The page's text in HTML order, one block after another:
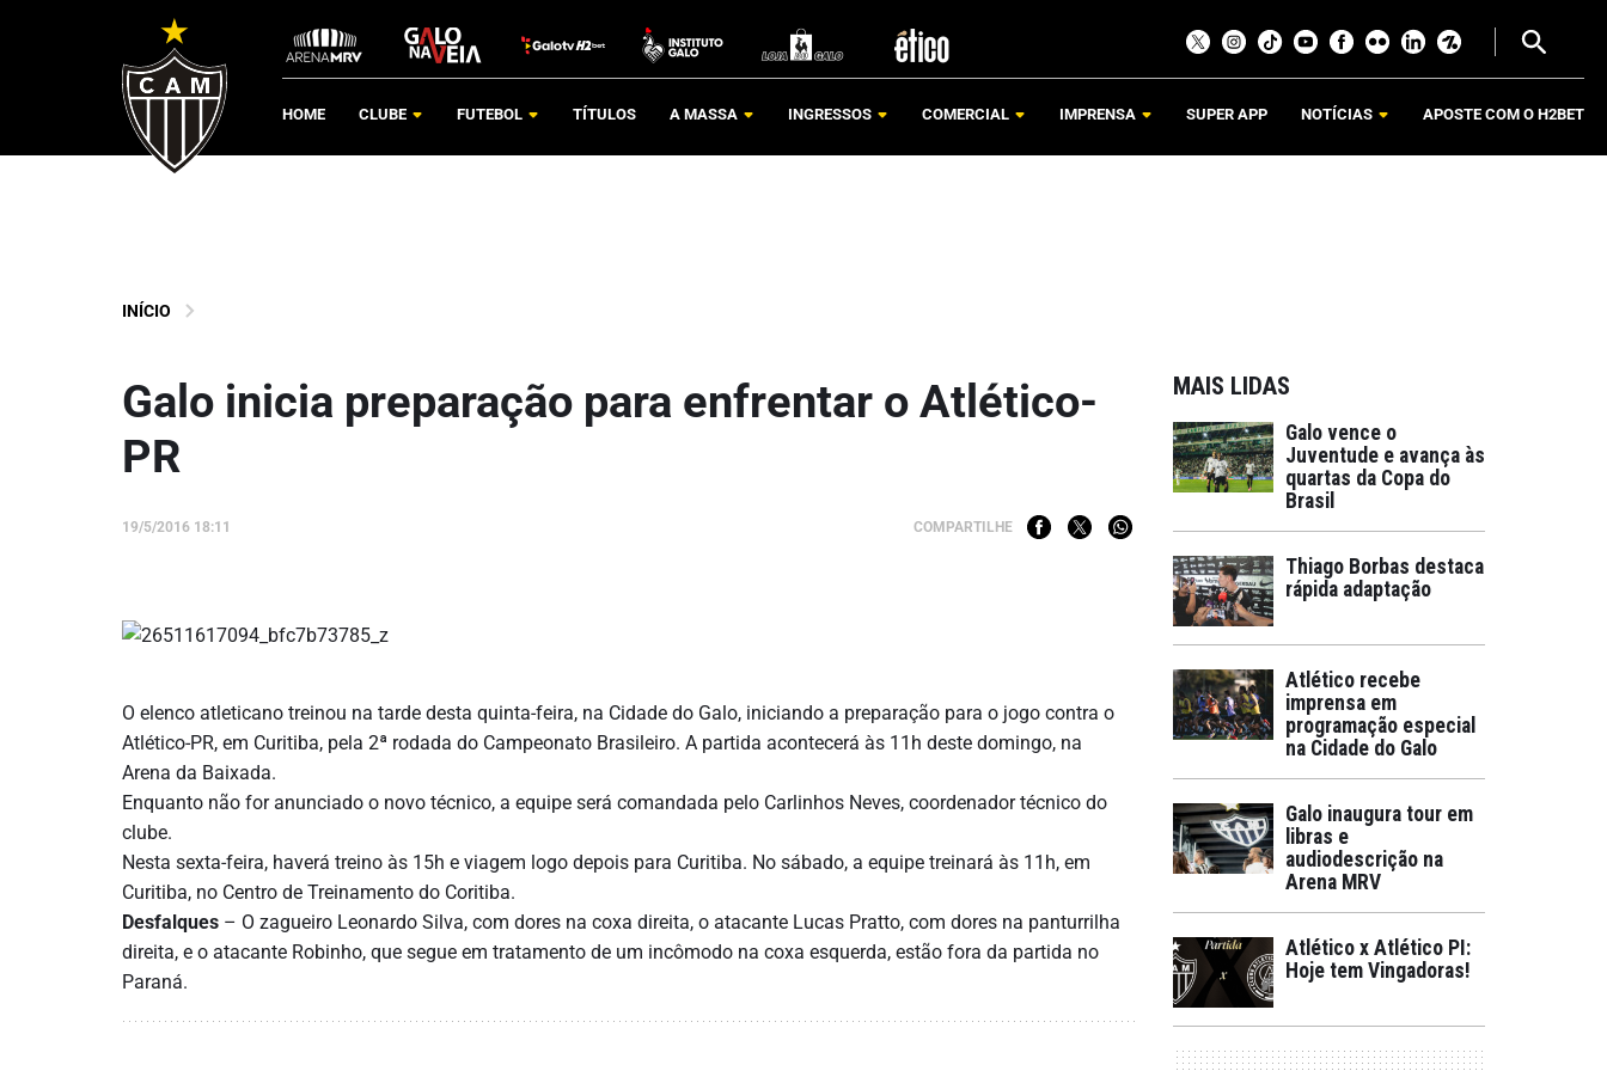
HOME CLUBE FUTEBOL TÍTULOS A MASSA INGRESSOS COMERCIAL IMPRENSA SUPER APP NOTÍCIAS APOSTE COM O H2BET
INÍCIO
Galo inicia preparação para enfrentar o Atlético-
PR
19/5/2016 18:11 COMPARTILHE
O elenco atleticano treinou na tarde desta quinta-feira, na Cidade do Galo, iniciando a preparação para o jogo contra o
Atlético-PR, em Curitiba, pela 2ª rodada do Campeonato Brasileiro. A partida acontecerá às 11h deste domingo, na
Arena da Baixada.
Enquanto não for anunciado o novo técnico, a equipe será comandada pelo Carlinhos Neves, coordenador técnico do
clube.
Nesta sexta-feira, haverá treino às 15h e viagem logo depois para Curitiba. No sábado, a equipe treinará às 11h, em
Curitiba, no Centro de Treinamento do Coritiba.
Desfalques – O zagueiro Leonardo Silva, com dores na coxa direita, o atacante Lucas Pratto, com dores na panturrilha
direita, e o atacante Robinho, que segue em tratamento de um incômodo na coxa esquerda, estão fora da partida no
Paraná.
MAIS LIDAS
Galo vence o
Juventude e avança às
quartas da Copa do
Brasil
Thiago Borbas destaca
rápida adaptação
Atlético recebe
imprensa em
programação especial
na Cidade do Galo
Galo inaugura tour em
libras e
audiodescrição na
Arena MRV
Atlético x Atlético PI:
Hoje tem Vingadoras!